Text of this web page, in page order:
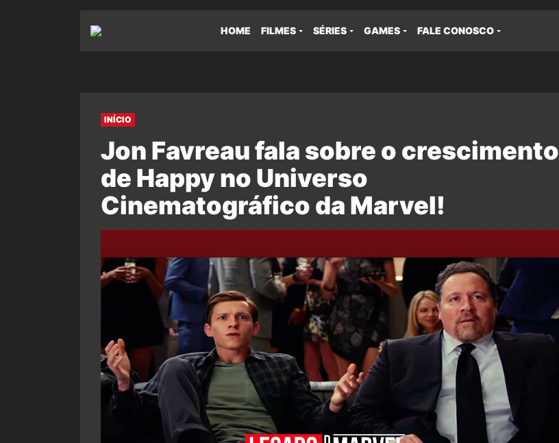
HOME FILMES SÉRIES GAMES FALE CONOSCO
INÍCIO
Jon Favreau fala sobre o crescimento
de Happy no Universo
Cinematográfico da Marvel!